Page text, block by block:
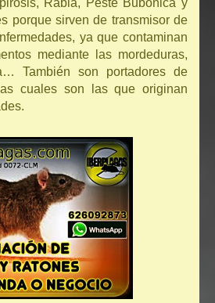
Rabia, Peste Bubónica y
porque sirven de transmisor de
ya que contaminan
mediante las mordeduras,
También son portadores de
cuales son las que originan